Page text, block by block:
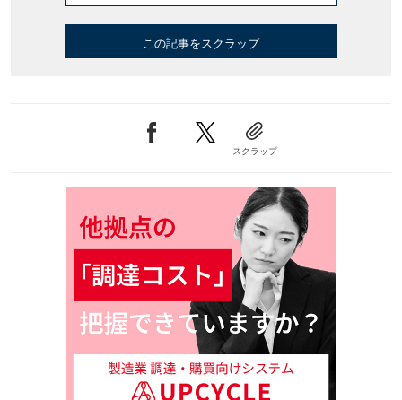
この記事をスクラップ
スクラップ